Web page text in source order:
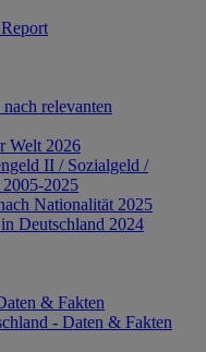
relevanten
Welt 2026
II / Sozialgeld /
2025
Nationalität 2025
Deutschland 2024
& Fakten
- Daten & Fakten